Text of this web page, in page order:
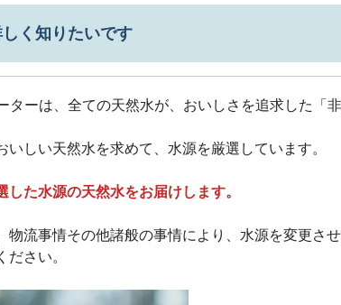
く知りたいです
ターは、全ての天然水が、おいしさを追求した「非
いしい天然水を求めて、水源を厳選しています。
した水源の天然水をお届けします。
流事情その他諸般の事情により、水源を変更さ
さい。